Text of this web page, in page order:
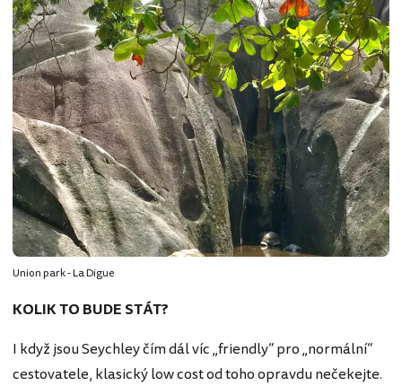
Union park - La Digue
KOLIK TO BUDE STÁT?
I když jsou Seychley čím dál víc „friendly“ pro „normální“
cestovatele, klasický low cost od toho opravdu nečekejte.